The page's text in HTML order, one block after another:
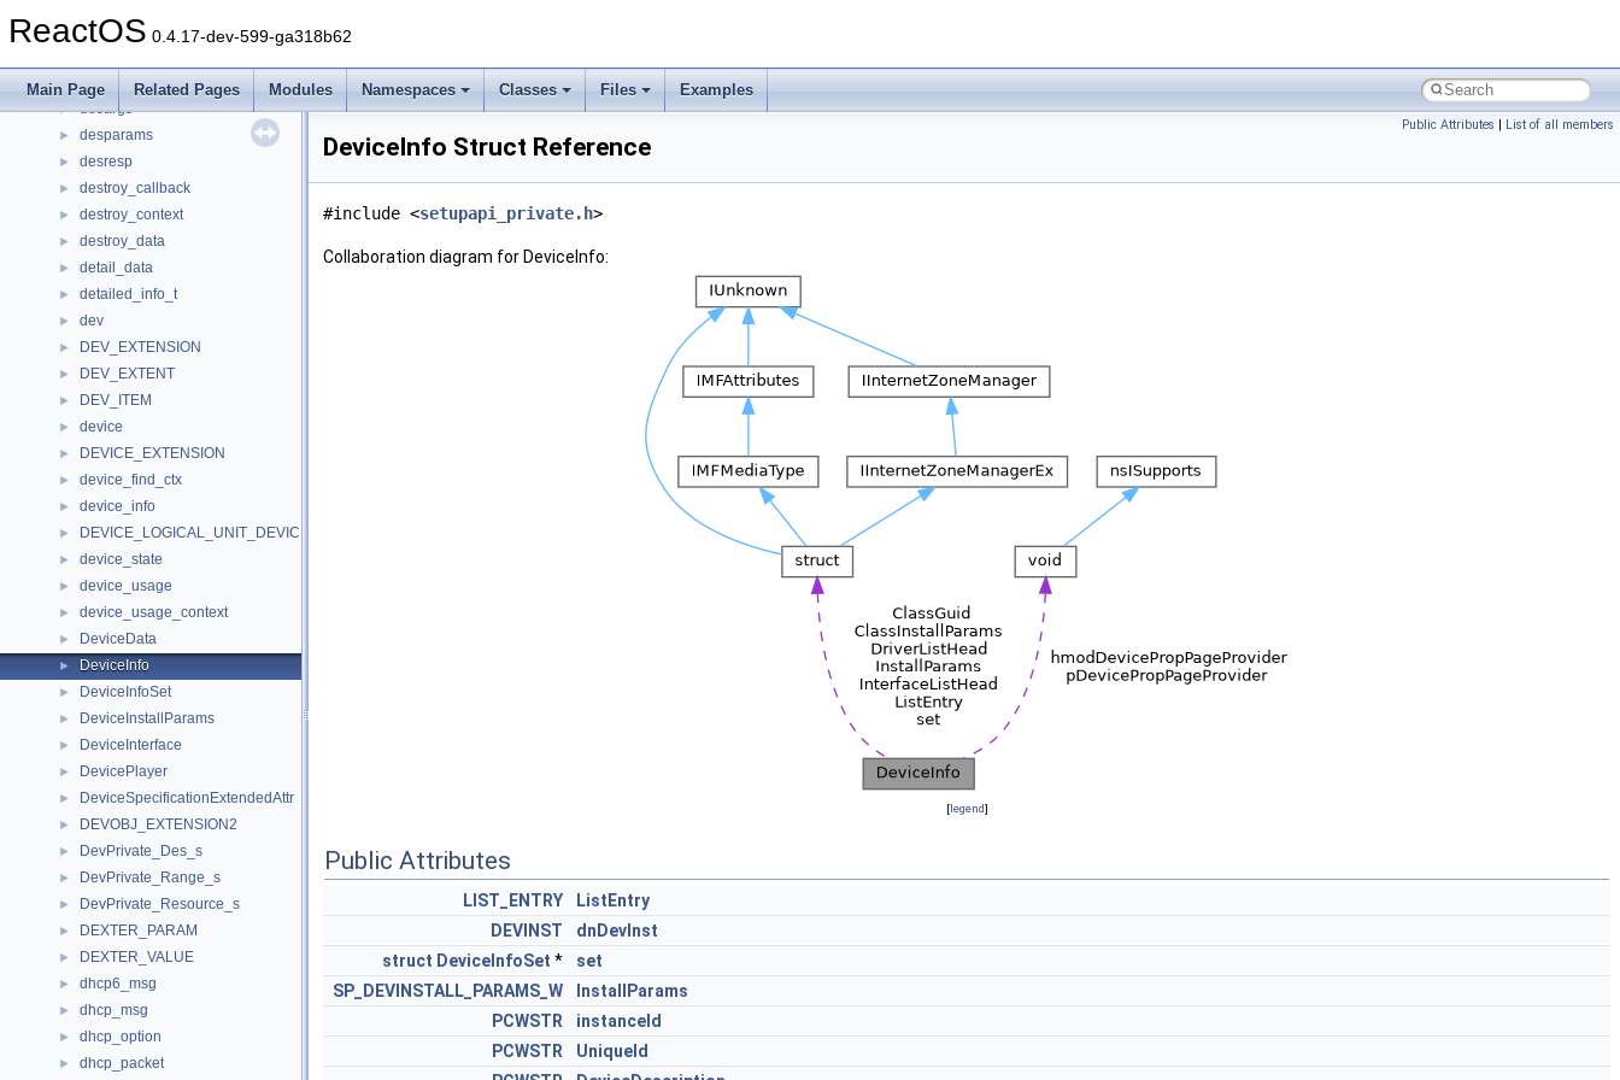
ReactOS 0.4.17-dev-599-ga318b62
Main Page Related Pages Modules Namespaces Classes Files Examples
► DERSetDescriptor
► des_clnt_data
► desargs
► desparams
► desresp
► destroy_callback
► destroy_context
► destroy_data
► detail_data
► detailed_info_t
► dev
► DEV_EXTENSION
► DEV_EXTENT
► DEV_ITEM
► device
► DEVICE_EXTENSION
► device_find_ctx
► device_info
► DEVICE_LOGICAL_UNIT_DEVICE_PATH
► device_state
► device_usage
► device_usage_context
► DeviceData
► DeviceInfo
► DeviceInfoSet
► DeviceInstallParams
► DeviceInterface
► DevicePlayer
► DeviceSpecificationExtendedAttr
► DEVOBJ_EXTENSION2
► DevPrivate_Des_s
► DevPrivate_Range_s
► DevPrivate_Resource_s
► DEXTER_PARAM
► DEXTER_VALUE
► dhcp6_msg
► dhcp_msg
► dhcp_option
► dhcp_packet
Public Attributes | List of all members
DeviceInfo Struct Reference
#include <setupapi_private.h>
Collaboration diagram for DeviceInfo:
[legend]
Public Attributes
LIST_ENTRY
ListEntry
DEVINST
dnDevInst
struct DeviceInfoSet *
set
SP_DEVINSTALL_PARAMS_W
InstallParams
PCWSTR
instanceId
PCWSTR
UniqueId